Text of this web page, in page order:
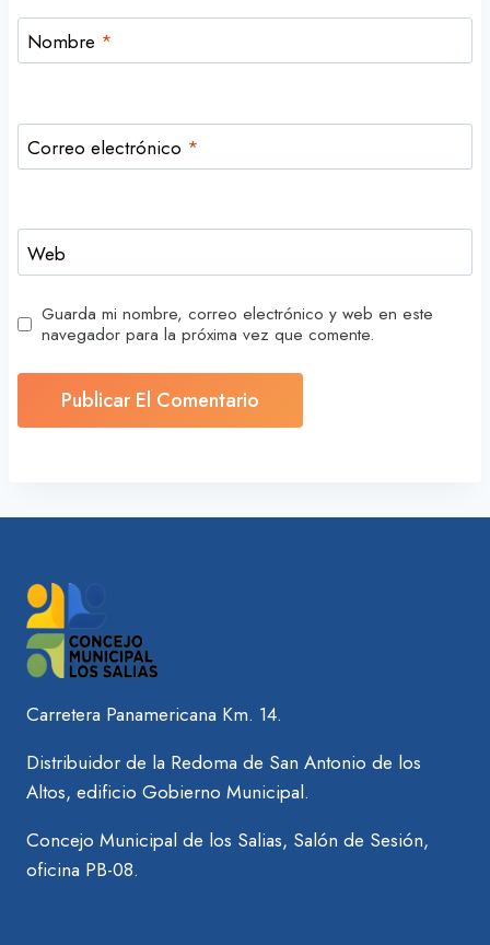
Nombre *
Correo electrónico *
Web
Guarda mi nombre, correo electrónico y web en este
navegador para la próxima vez que comente.
Carretera Panamericana Km. 14.
Distribuidor de la Redoma de San Antonio de los
Altos, edificio Gobierno Municipal.
Concejo Municipal de los Salias, Salón de Sesión,
oficina PB-08.